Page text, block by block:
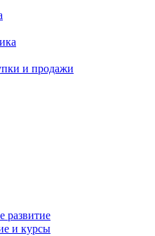
и продажи
развитие
и курсы